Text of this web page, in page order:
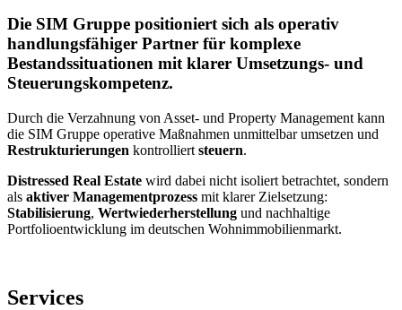
Die SIM Gruppe positioniert sich als operativ
handlungsfähiger Partner für komplexe
Bestandssituationen mit klarer Umsetzungs- und
Steuerungskompetenz.
Durch die Verzahnung von Asset- und Property Management kann
die SIM Gruppe operative Maßnahmen unmittelbar umsetzen und
Restrukturierungen kontrolliert steuern.
Distressed Real Estate wird dabei nicht isoliert betrachtet, sondern
als aktiver Managementprozess mit klarer Zielsetzung:
Stabilisierung, Wertwiederherstellung und nachhaltige
Portfolioentwicklung im deutschen Wohnimmobilienmarkt.
Services